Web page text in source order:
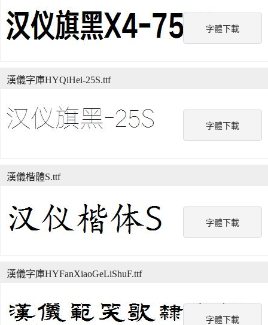
字體下載
字體下載
漢儀字庫HYQiHei-25S.ttf
字體下載
漢儀楷體S.ttf
字體下載
漢儀字庫HYFanXiaoGeLiShuF.ttf